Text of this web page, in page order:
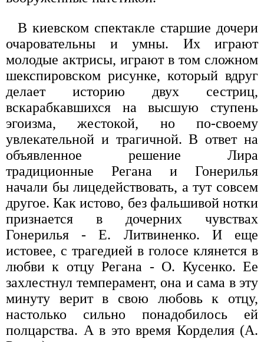
В киевском спектакле старшие дочери
очаровательны и умны. Их играют
молодые актрисы, играют в том сложном
шекспировском рисунке, который вдруг
делает историю двух сестриц,
вскарабкавшихся на высшую ступень
эгоизма, жестокой, но по-своему
увлекательной и трагичной. В ответ на
объявленное решение Лира
традиционные Регана и Гонерилья
начали бы лицедействовать, а тут совсем
другое. Как истово, без фальшивой нотки
признается в дочерних чувствах
Гонерилья - Е. Литвиненко. И еще
истовее, с трагедией в голосе клянется в
любви к отцу Регана - О. Кусенко. Ее
захлестнул темперамент, она и сама в эту
минуту верит в свою любовь к отцу,
настолько сильно понадобилось ей
полцарства. А в это время Корделия (А.